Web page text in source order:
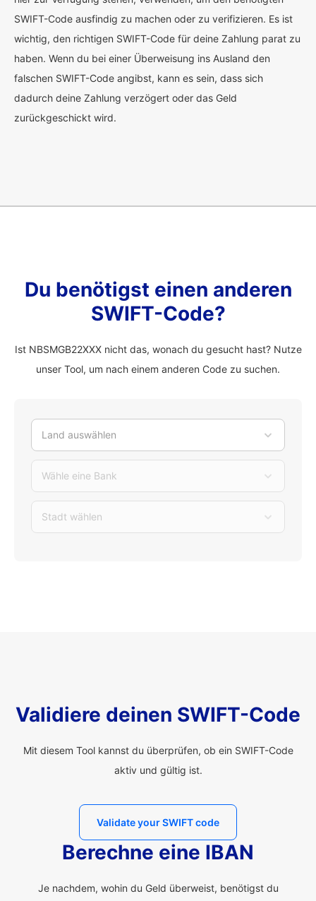
SWIFT-Code ausfindig zu machen oder zu verifizieren. Es ist
wichtig, den richtigen SWIFT-Code für deine Zahlung parat zu
haben. Wenn du bei einer Überweisung ins Ausland den
falschen SWIFT-Code angibst, kann es sein, dass sich
dadurch deine Zahlung verzögert oder das Geld
zurückgeschickt wird.
Du benötigst einen anderen
SWIFT-Code?
Ist NBSMGB22XXX nicht das, wonach du gesucht hast? Nutze
unser Tool, um nach einem anderen Code zu suchen.
Land auswählen
Wähle eine Bank
Stadt wählen
Validiere deinen SWIFT-Code
Mit diesem Tool kannst du überprüfen, ob ein SWIFT-Code
aktiv und gültig ist.
Validate your SWIFT code
Berechne eine IBAN
Je nachdem, wohin du Geld überweist, benötigst du